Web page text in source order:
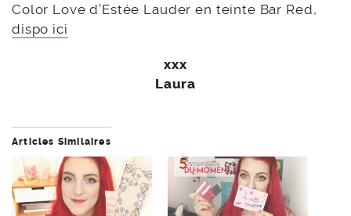
Color Love d’Estée Lauder en teinte Bar Red,
dispo ici
xxx
Laura
Articles Similaires